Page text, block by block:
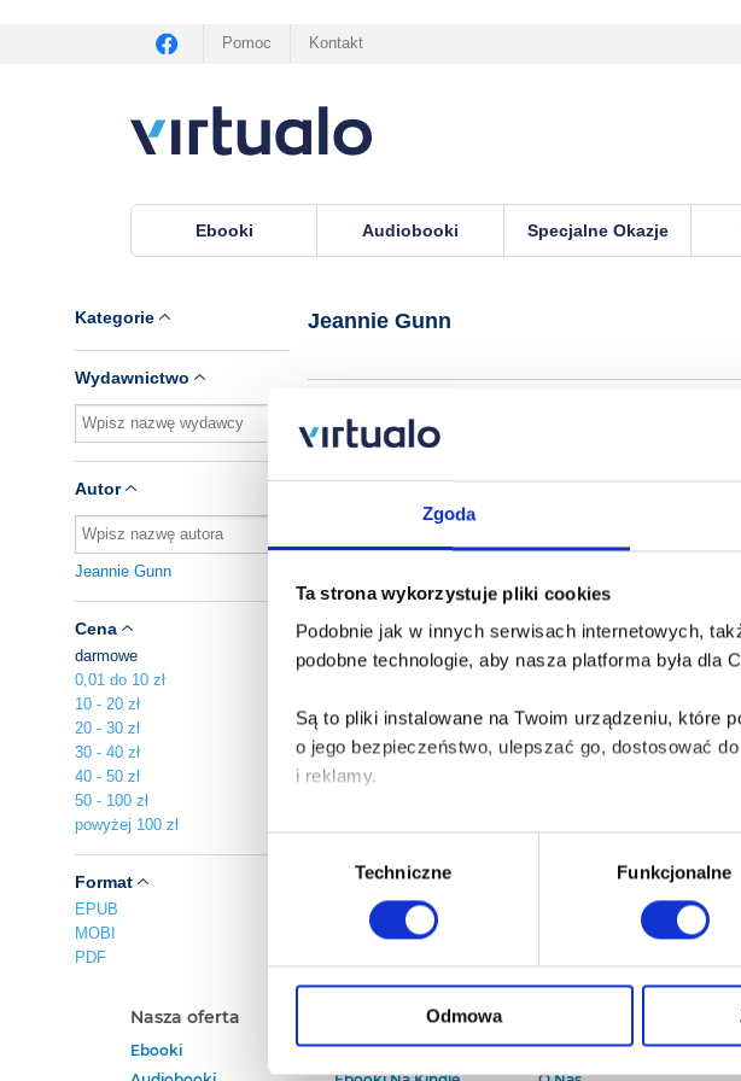
Zgoda
Ta strona wykorzystuje pliki cookies
Podobnie jak w innych serwisach internetowych,
podobne technologie, aby nasza platforma była dla
Są to pliki instalowane na Twoim urządzeniu, które
o jego bezpieczeństwo, ulepszać go, dostosować
i reklamy.
Poza plikami, które są nam niezbędne do
Twojej zgody.
Każda udzielona zgoda poprawi Twoje
Techniczne Funkcjonalne
Odmowa
Pomoc Kontakt
Ebooki Audiobooki Specjalne Okazje
Kategorie
Wydawnictwo
Autor
Jeannie Gunn
Cena
darmowe
0,01 do 10 zł
10 - 20 zł
20 - 30 zł
30 - 40 zł
40 - 50 zł
50 - 100 zł
powyżej 100 zł
Format
EPUB
MOBI
PDF
Jeannie Gunn
Brak pozycji.
Nasza oferta
Ebooki
Polecamy
Darmowe Ebooki
Kontakt